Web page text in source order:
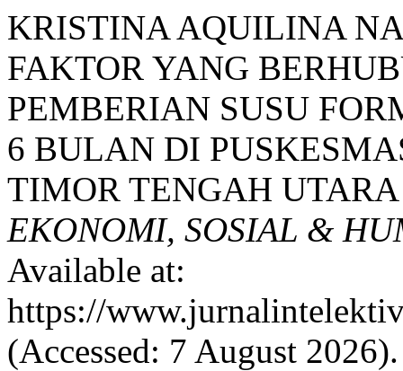
KRISTINA AQUILINA
FAKTOR YANG
PEMBERIAN SUSU
6 BULAN DI
TIMOR TENGAH
EKONOMI, SOSIAL &
Available at:
https://
(Accessed: 7 August 2026).